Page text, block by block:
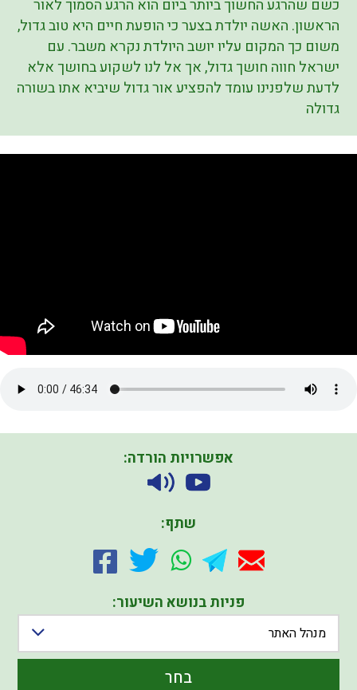
כשם שהרגע החשוך ביותר ביום הוא הרגע הסמוך לאור
הראשון. האשה יולדת בצער כי הופעת חיים היא טוב גדול,
משום כך המקום עליו יושב היולדת נקרא משבר. עם
ישראל חווה חושך גדול, אך אל לנו לשקוע בחושך אלא
לדעת שלפנינו עומד להפציע אור גדול שיביא אתו בשורה
גדולה
אפשרויות הורדה:
שתף:
פניות בנושא השיעור:
מנהל האתר
בחר